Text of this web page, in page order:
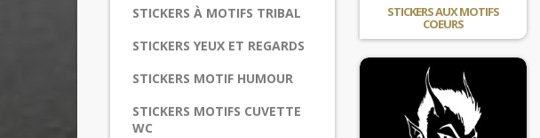
STICKERS À MOTIFS TRIBAL
STICKERS YEUX ET REGARDS
STICKERS MOTIF HUMOUR
STICKERS MOTIFS CUVETTE
WC
STICKERS AUX MOTIFS
COEURS